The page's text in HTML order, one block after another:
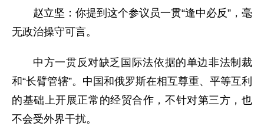
赵立坚：你提到这个参议员一贯“逢中必反”，毫
无政治操守可言。
中方一贯反对缺乏国际法依据的单边非法制裁
和“长臂管辖”。中国和俄罗斯在相互尊重、平等互利
的基础上开展正常的经贸合作，不针对第三方，也
不会受外界干扰。